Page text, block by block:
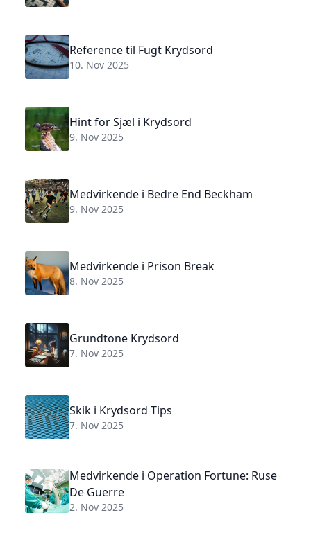
Reference til Fugt Krydsord
10. Nov 2025
Hint for Sjæl i Krydsord
9. Nov 2025
Medvirkende i Bedre End Beckham
9. Nov 2025
Medvirkende i Prison Break
8. Nov 2025
Grundtone Krydsord
7. Nov 2025
Skik i Krydsord Tips
7. Nov 2025
Medvirkende i Operation Fortune: Ruse
De Guerre
2. Nov 2025